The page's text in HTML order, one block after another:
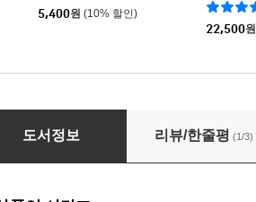
5,400원 (10% 할인)
22,500원
하게 해 주시겠어요? 11
도서정보 리뷰/한줄평 (1/3)